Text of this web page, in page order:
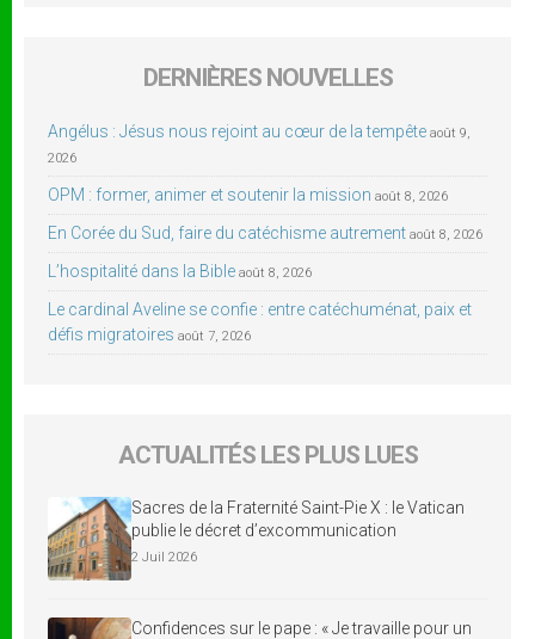
DERNIÈRES NOUVELLES
Angélus : Jésus nous rejoint au cœur de la tempête août 9,
2026
OPM : former, animer et soutenir la mission août 8, 2026
En Corée du Sud, faire du catéchisme autrement août 8, 2026
L’hospitalité dans la Bible août 8, 2026
Le cardinal Aveline se confie : entre catéchuménat, paix et
défis migratoires août 7, 2026
ACTUALITÉS LES PLUS LUES
Sacres de la Fraternité Saint-Pie X : le Vatican
publie le décret d’excommunication
2 Juil 2026
Confidences sur le pape : « Je travaille pour un